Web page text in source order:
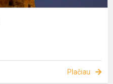
Plačiau